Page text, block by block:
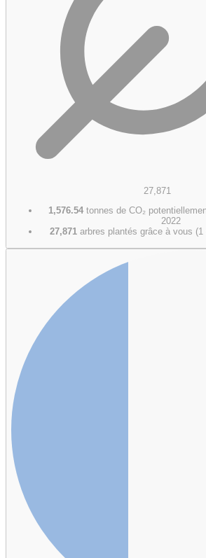
27,871
1,576.54tonnes de CO₂
2022
27,871 arbres plantés grâce à vous